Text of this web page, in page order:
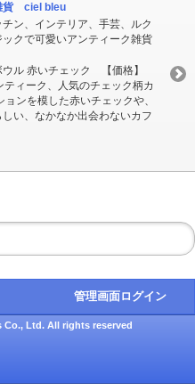
貨 ciel bleu
ン、インテリア、手芸、ルク
クで可愛いアンティーク雑貨
ウル 赤いチェック 【価格】
ィーク、人気のチェック柄カ
ンを模した赤いチェックや、
い、なかなか出会わないカフ
管理画面ログイン
Co., Ltd. All rights reserved